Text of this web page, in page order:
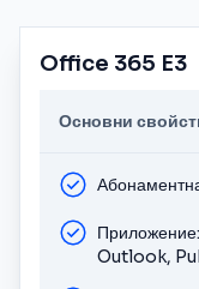
Office 365 E3
Основни
Outlook,